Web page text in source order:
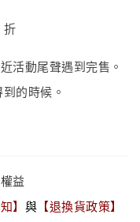
折
活動尾聲遇到完售。
的時候。
益
】 與 【退換貨政策】